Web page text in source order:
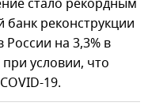
банк реконструкции
на 3,3% в
условии, что
19.